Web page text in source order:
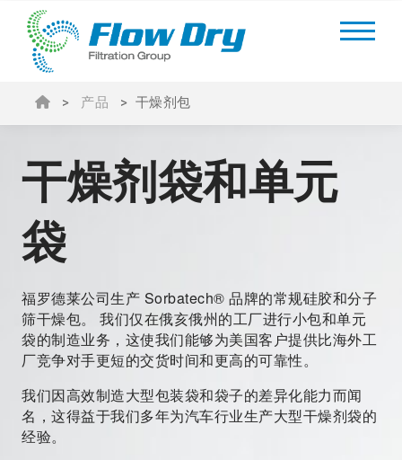
> 产品 > 干燥剂包
干燥剂袋和单元
袋
福罗德莱公司生产 Sorbatech® 品牌的常规硅胶和分子
筛干燥包。 我们仅在俄亥俄州的工厂进行小包和单元
袋的制造业务，这使我们能够为美国客户提供比海外工
厂竞争对手更短的交货时间和更高的可靠性。
我们因高效制造大型包装袋和袋子的差异化能力而闻
名，这得益于我们多年为汽车行业生产大型干燥剂袋的
经验。